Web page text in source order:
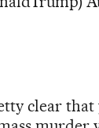
clear that